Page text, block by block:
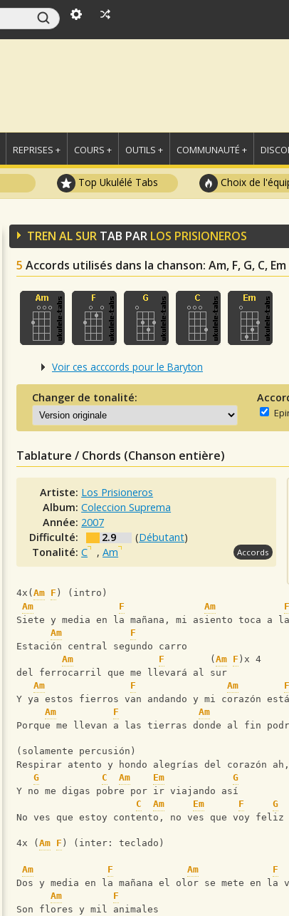
REPRISES + COURS + OUTILS + COMMUNAUTÉ +
Top Ukulélé Tabs Choix de
TREN AL SUR TAB PAR LOS PRISIONEROS
5 Accords utilisés dans la chanson: Am, F, G, C, Em
Voir ces acccords pour le Baryton
Changer de tonalité:
Tablature / Chords (Chanson entière)
Artiste: Los Prisioneros
Album:Coleccion Suprema
Année: 2007
Difficulté:
2.9 (Débutant)
Tonalité:C ,Am Accords
4x( Am F ) (intro)
Am
F Am
F
Siete y media en la mañana, mi asiento toca a
Am
F
Estación central segundo carro
Am
F
        (
Am F )x 4
del ferrocarril que me llevará al sur
Am
F Am
F
Y ya estos fierros van andando y mi corazón
Am
F Am
Porque me llevan a las tierras donde al fin
(solamente percusión)
Respirar atento y hondo alegrías del corazón
G
C Am Em
G
Y no me digas pobre por ir viajando así
C
Am Em F
G
No ves que estoy contento, no ves que voy feliz
4x ( Am F ) (inter: teclado)
Am F Am
F
Dos y media en la mañana el olor se mete en la
Am
F
Son flores y mil animales